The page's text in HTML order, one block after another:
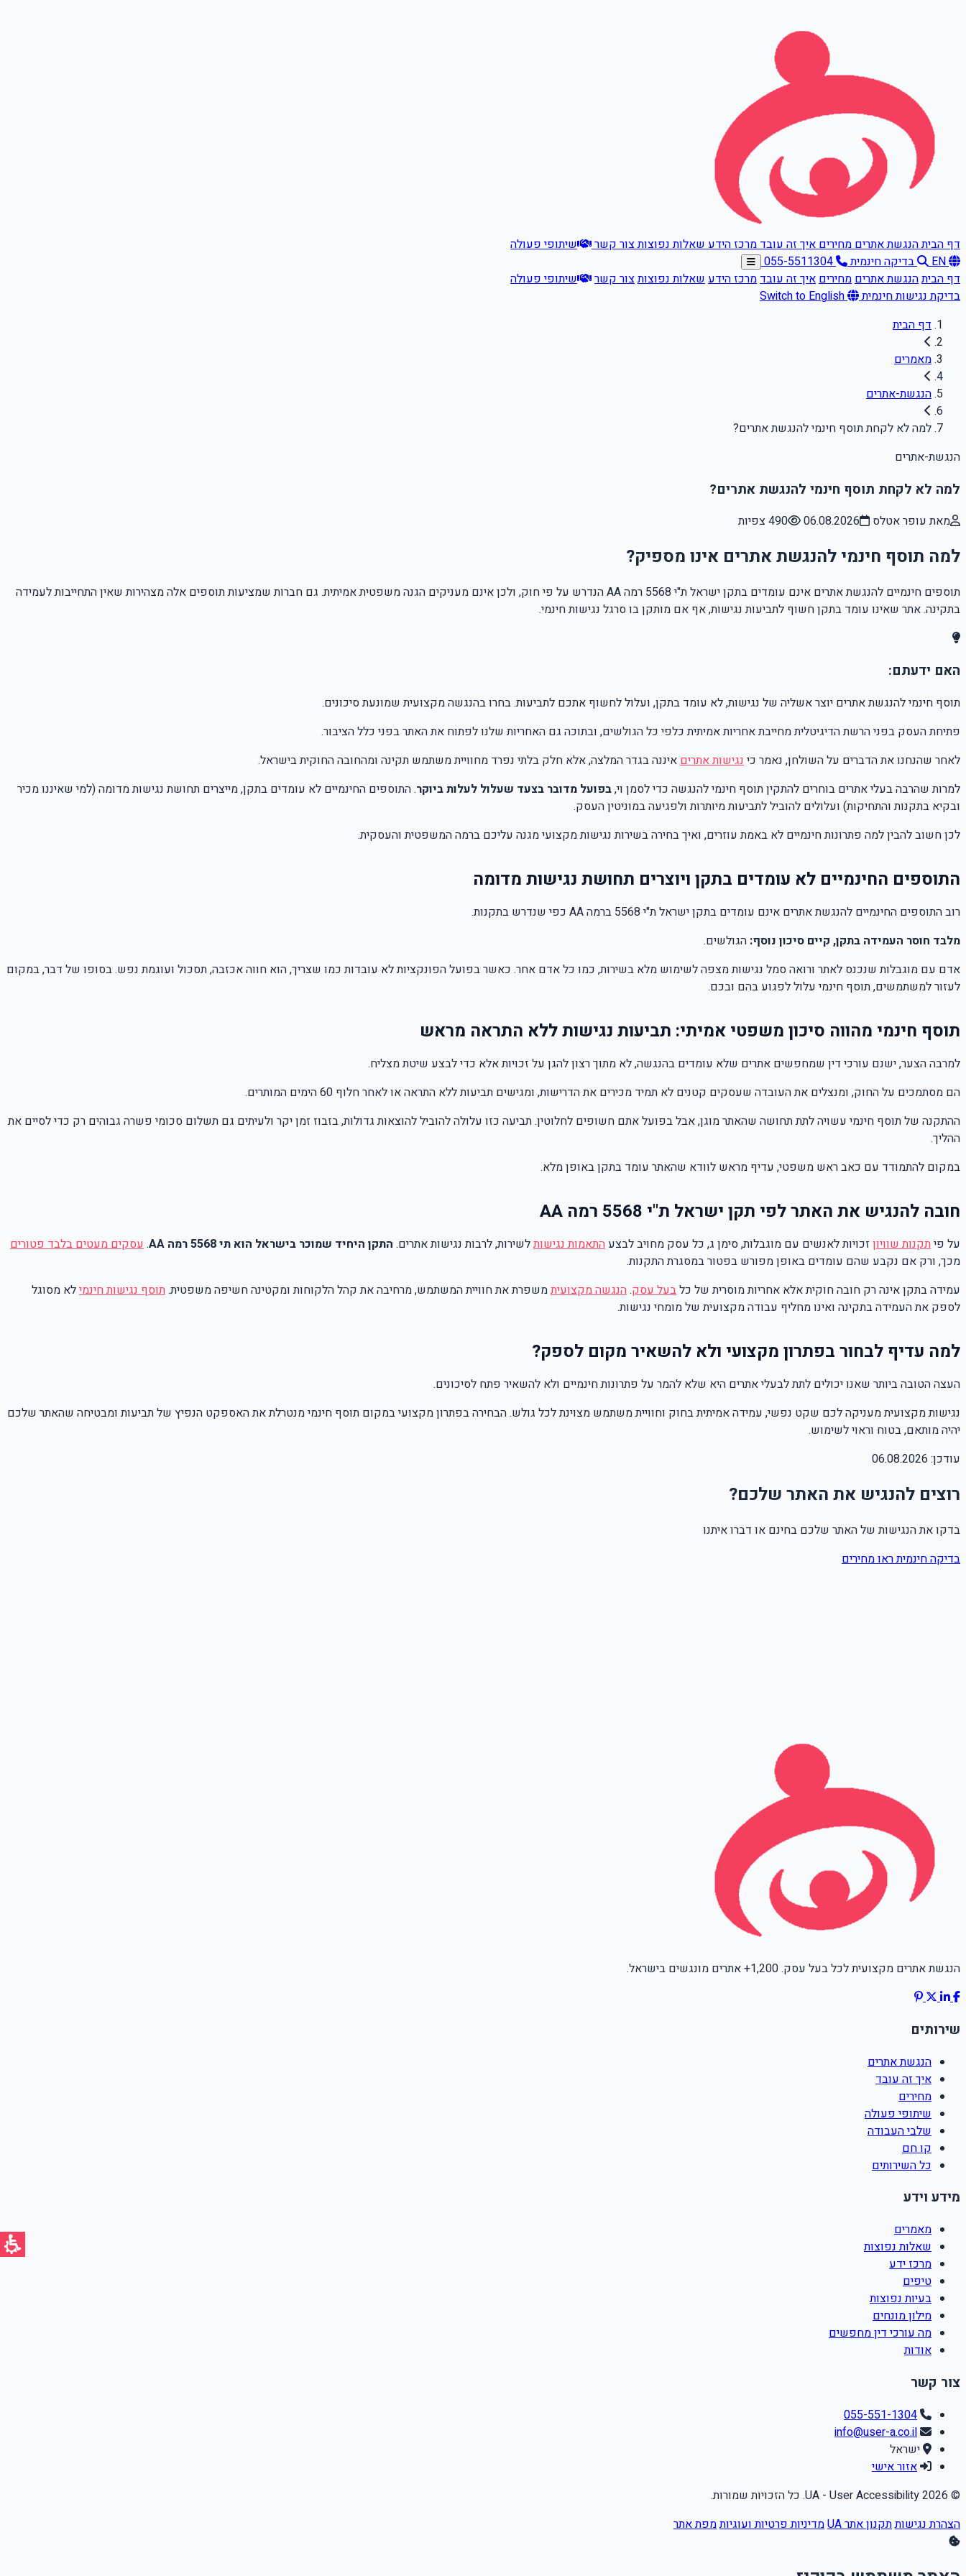
דף הביתהנגשת אתריםמחיריםאיך זה עובדמרכז הידעשאלות נפוצותצור קשר
שיתופי פעולה
EN
בדיקה חינמית
055-5511304
דף הביתהנגשת אתריםמחיריםאיך זה עובדמרכז הידעשאלות נפוצותצור קשר
שיתופי פעולה
בדיקת נגישות חינמית
Switch to English
דף הבית
מאמרים
הנגשת-אתרים
למה לא לקחת תוסף חינמי להנגשת אתרים?
הנגשת-אתרים
למה לא לקחת תוסף חינמי להנגשת אתרים?
מאת עופר אטלס 06.08.2026 490 צפיות
למה תוסף חינמי להנגשת אתרים אינו מספיק?
תוספים חינמיים להנגשת אתרים אינם עומדים בתקן ישראל ת"י 5568 רמה AA הנדרש על פי חוק, ולכן אינם מעניקים הגנה משפטית אמיתית. גם חברות שמציעות תוספים אלה מצהירות שאין התחייבות לעמידה
בתקינה. אתר שאינו עומד בתקן חשוף לתביעות נגישות, אף אם מותקן בו סרגל נגישות חינמי.
האם ידעתם:
תוסף חינמי להנגשת אתרים יוצר אשליה של נגישות, לא עומד בתקן, ועלול לחשוף אתכם לתביעות. בחרו בהנגשה מקצועית שמונעת סיכונים.
פתיחת העסק בפני הרשת הדיגיטלית מחייבת אחריות אמיתית כלפי כל הגולשים, ובתוכה גם האחריות שלנו לפתוח את האתר בפני כלל הציבור.
לאחר שהנחנו את הדברים על השולחן, נאמר כי נגישות אתרים איננה בגדר המלצה, אלא חלק בלתי נפרד מחוויית משתמש תקינה ומהחובה החוקית בישראל.
למרות שהרבה בעלי אתרים בוחרים להתקין תוסף חינמי להנגשה כדי לסמן וי,בפועל מדובר בצעד שעלול לעלות ביוקר. התוספים החינמיים לא עומדים בתקן, מייצרים תחושת נגישות מדומה (למי שאיננו מכיר
ובקיא בתקנות והתחיקות) ועלולים להוביל לתביעות מיותרות ולפגיעה במוניטין העסק.
לכן חשוב להבין למה פתרונות חינמיים לא באמת עוזרים, ואיך בחירה בשירות נגישות מקצועי מגנה עליכם ברמה המשפטית והעסקית.
התוספים החינמיים לא עומדים בתקן ויוצרים תחושת נגישות מדומה
רוב התוספים החינמיים להנגשת אתרים אינם עומדים בתקן ישראל ת"י 5568 ברמה AA כפי שנדרש בתקנות.
מלבד חוסר העמידה בתקן, קיים סיכון נוסף: הגולשים.
אדם עם מוגבלות שנכנס לאתר ורואה סמל נגישות מצפה לשימוש מלא בשירות, כמו כל אדם אחר. כאשר בפועל הפונקציות לא עובדות כמו שצריך, הוא חווה אכזבה, תסכול ועוגמת נפש. בסופו של דבר, במקום
לעזור למשתמשים, תוסף חינמי עלול לפגוע בהם ובכם.
תוסף חינמי מהווה סיכון משפטי אמיתי: תביעות נגישות ללא התראה מראש
למרבה הצער, ישנם עורכי דין שמחפשים אתרים שלא עומדים בהנגשה, לא מתוך רצון להגן על זכויות אלא כדי לבצע שיטת מצליח.
הם מסתמכים על החוק, ומנצלים את העובדה שעסקים קטנים לא תמיד מכירים את הדרישות, ומגישים תביעות ללא התראה או לאחר חלוף 60 הימים המותרים.
ההתקנה של תוסף חינמי עשויה לתת תחושה שהאתר מוגן, אבל בפועל אתם חשופים לחלוטין. תביעה כזו עלולה להוביל להוצאות גדולות, בזבוז זמן יקר ולעיתים גם תשלום סכומי פשרה גבוהים רק כדי לסיים את
ההליך.
במקום להתמודד עם כאב ראש משפטי, עדיף מראש לוודא שהאתר עומד בתקן באופן מלא.
חובה להנגיש את האתר לפי תקן ישראל ת"י 5568 רמה AA
על פיתקנות שוויון זכויות לאנשים עם מוגבלות, סימן ג, כל עסק מחויב לבצע התאמות נגישותלשירות, לרבות נגישות אתרים. התקן היחיד שמוכר בישראל הוא תי 5568 רמה AA . עסקים מעטים בלבד פטורים
מכך, ורק אם נקבע שהם עומדים באופן מפורש בפטור במסגרת התקנות.
עמידה בתקן אינה רק חובה חוקית אלא אחריות מוסרית של כלבעל עסק.הנגשה מקצועיתמשפרת את חוויית המשתמש, מרחיבה את קהל הלקוחות ומקטינה חשיפה משפטית.תוסף נגישות חינמילא מסוגל
לספק את העמידה בתקינה ואינו מחליף עבודה מקצועית של מומחי נגישות.
למה עדיף לבחור בפתרון מקצועי ולא להשאיר מקום לספק?
העצה הטובה ביותר שאנו יכולים לתת לבעלי אתרים היא שלא להמר על פתרונות חינמיים ולא להשאיר פתח לסיכונים.
נגישות מקצועית מעניקה לכם שקט נפשי, עמידה אמיתית בחוק וחוויית משתמש מצוינת לכל גולש. הבחירה בפתרון מקצועי במקום תוסף חינמי מנטרלת את האספקט הנפיץ של תביעות ומבטיחה שהאתר שלכם
יהיה מותאם, בטוח וראוי לשימוש.
עודכן: 06.08.2026
רוצים להנגיש את האתר שלכם?
בדקו את הנגישות של האתר שלכם בחינם או דברו איתנו
בדיקה חינמיתראו מחירים
הנגשת אתרים מקצועית לכל בעל עסק. 1,200+ אתרים מונגשים בישראל.
שירותים
הנגשת אתרים
איך זה עובד
מחירים
שיתופי פעולה
שלבי העבודה
קו חם
כל השירותים
מידע וידע
מאמרים
שאלות נפוצות
מרכז ידע
טיפים
בעיות נפוצות
מילון מונחים
מה עורכי דין מחפשים
אודות
צור קשר
055-551-1304
info@user-a.co.il
ישראל
אזור אישי
© 2026 UA - User Accessibility. כל הזכויות שמורות.
הצהרת נגישותתקנון אתר UA מדיניות פרטיות ועוגיותמפת אתר